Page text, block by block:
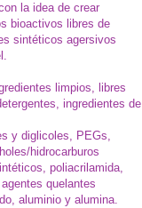
la idea de crear
bioactivos libres de
sintéticos agersivos
limpios, libres
ingredientes de
y diglicoles, PEGs,
hidrocarburos
poliacrilamida,
quelantes
aluminio y alumina.